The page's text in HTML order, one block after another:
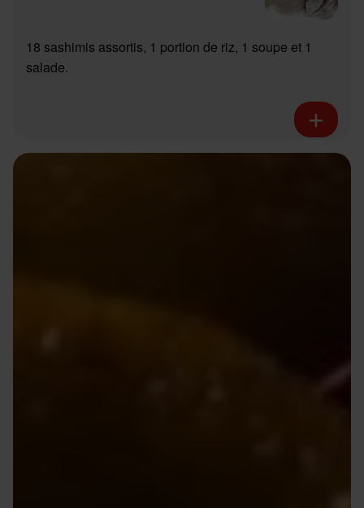
18 sashimis assortis, 1 portion de riz, 1 soupe et 1
salade.